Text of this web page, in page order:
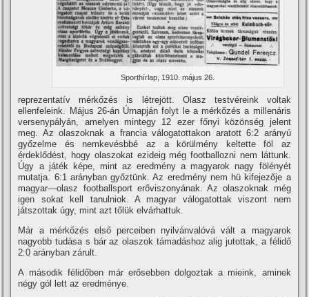
Sporthí­rlap, 1910. május 26.
reprezentatí­v mérkőzés is létrejött. Olasz testvéreink voltak
ellenfeleink. Május 26-án Úrnapján folyt le a mérkőzés a millenáris
versenypályán, amelyen mintegy 12 ezer főnyi közönség jelent
meg. Az olaszoknak a francia válogatottakon aratott 6:2 arányú
győzelme és nemkevésbbé az a körülmény keltette föl az
érdeklődést, hogy olaszokat ezideig még footballozni nem láttunk.
Úgy a játék képe, mint az eredmény a magyarok nagy fölényét
mutatja. 6:1 arányban győztünk. Az eredmény nem hü kifejezője a
magyar—olasz footballsport erőviszonyának. Az olaszoknak még
igen sokat kell tanulniok. A magyar válogatottak viszont nem
játszottak úgy, mint azt tőlük elvárhattuk.
Már a mérkőzés első perceiben nyilvánvalóvá vált a magyarok
nagyobb tudása s bár az olaszok támadáshoz alig jutottak, a félidő
2:0 arányban zárult.
A második félidőben már erősebben dolgoztak a mieink, aminek
négy gól lett az eredménye.